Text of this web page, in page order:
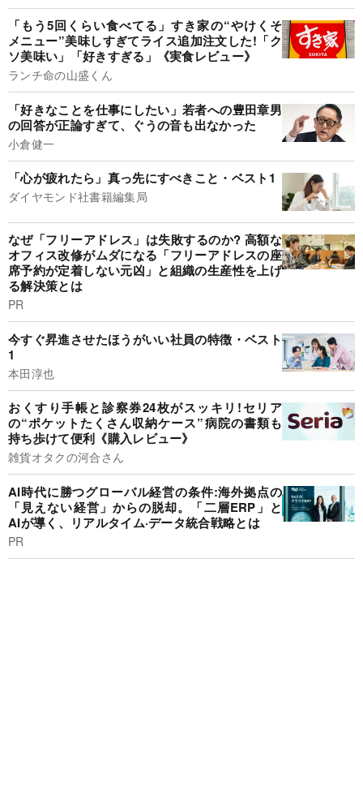
「もう5回くらい食べてる」すき家の“やけくそ
メニュー”美味しすぎてライス追加注文した!「ク
ソ美味い」「好きすぎる」《実食レビュー》
ランチ命の山盛くん
「好きなことを仕事にしたい」若者への豊田章男
の回答が正論すぎて、ぐうの音も出なかった
小倉健一
「心が疲れたら」真っ先にすべきこと・ベスト1
ダイヤモンド社書籍編集局
なぜ「フリーアドレス」は失敗するのか? 高額な
オフィス改修がムダになる「フリーアドレスの座
席予約が定着しない元凶」と組織の生産性を上げ
る解決策とは
PR
今すぐ昇進させたほうがいい社員の特徴・ベスト
1
本田淳也
おくすり手帳と診察券24枚がスッキリ!セリア
の“ポケットたくさん収納ケース”病院の書類も
持ち歩けて便利《購入レビュー》
雑貨オタクの河合さん
AI時代に勝つグローバル経営の条件:海外拠点の
「見えない経営」からの脱却。「二層ERP」と
AIが導く、リアルタイム·データ統合戦略とは
PR